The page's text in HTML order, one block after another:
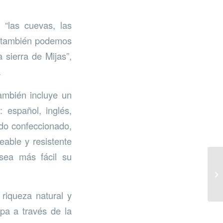
cuevas, las
podemos
de Mijas”,
incluye un
español, inglés,
confeccionado,
y resistente
más fácil su
natural y
a través de la